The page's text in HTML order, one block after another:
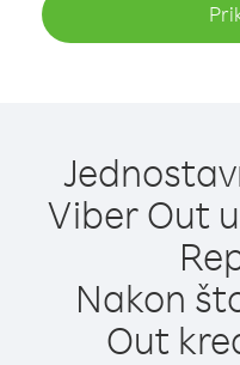
Viber Out
Nakon
Out